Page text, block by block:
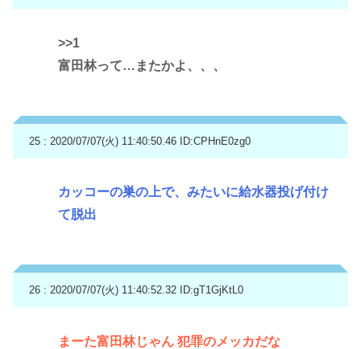
>>1
富田林って…またかよ、、、
25 : 2020/07/07(火) 11:40:50.46 ID:CPHnE0zg0
カッコーの巣の上で、みたいに給水器投げ付け
て脱出
26 : 2020/07/07(火) 11:40:52.32 ID:gT1GjKtL0
まーた富田林じゃん 犯罪のメッカだな